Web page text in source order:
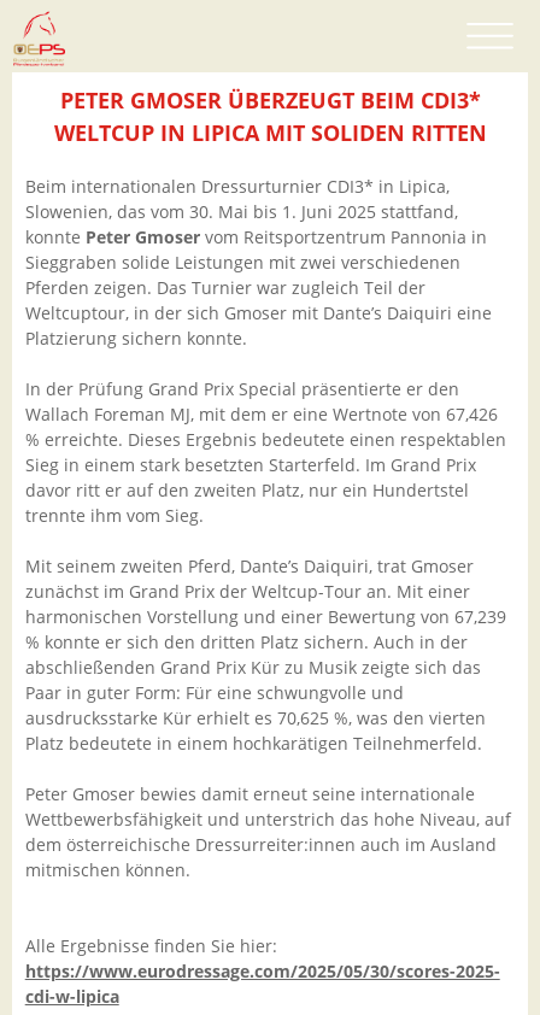
PETER GMOSER ÜBERZEUGT BEIM CDI3*
WELTCUP IN LIPICA MIT SOLIDEN RITTEN
Beim internationalen Dressurturnier CDI3* in Lipica,
Slowenien, das vom 30. Mai bis 1. Juni 2025 stattfand,
konnte Peter Gmoservom Reitsportzentrum Pannonia in
Sieggraben solide Leistungen mit zwei verschiedenen
Pferden zeigen. Das Turnier war zugleich Teil der
Weltcuptour, in der sich Gmoser mit Dante’s Daiquiri eine
Platzierung sichern konnte.
In der Prüfung Grand Prix Special präsentierte er den
Wallach Foreman MJ, mit dem er eine Wertnote von 67,426
% erreichte. Dieses Ergebnis bedeutete einen respektablen
Sieg in einem stark besetzten Starterfeld. Im Grand Prix
davor ritt er auf den zweiten Platz, nur ein Hundertstel
trennte ihm vom Sieg.
Mit seinem zweiten Pferd, Dante’s Daiquiri, trat Gmoser
zunächst im Grand Prix der Weltcup-Tour an. Mit einer
harmonischen Vorstellung und einer Bewertung von 67,239
% konnte er sich den dritten Platz sichern. Auch in der
abschließenden Grand Prix Kür zu Musik zeigte sich das
Paar in guter Form: Für eine schwungvolle und
ausdrucksstarke Kür erhielt es 70,625 %, was den vierten
Platz bedeutete in einem hochkarätigen Teilnehmerfeld.
Peter Gmoser bewies damit erneut seine internationale
Wettbewerbsfähigkeit und unterstrich das hohe Niveau, auf
dem österreichische Dressurreiter:innen auch im Ausland
mitmischen können.
Alle Ergebnisse finden Sie hier:
https://www.eurodressage.com/2025/05/30/scores-2025-
cdi-w-lipica